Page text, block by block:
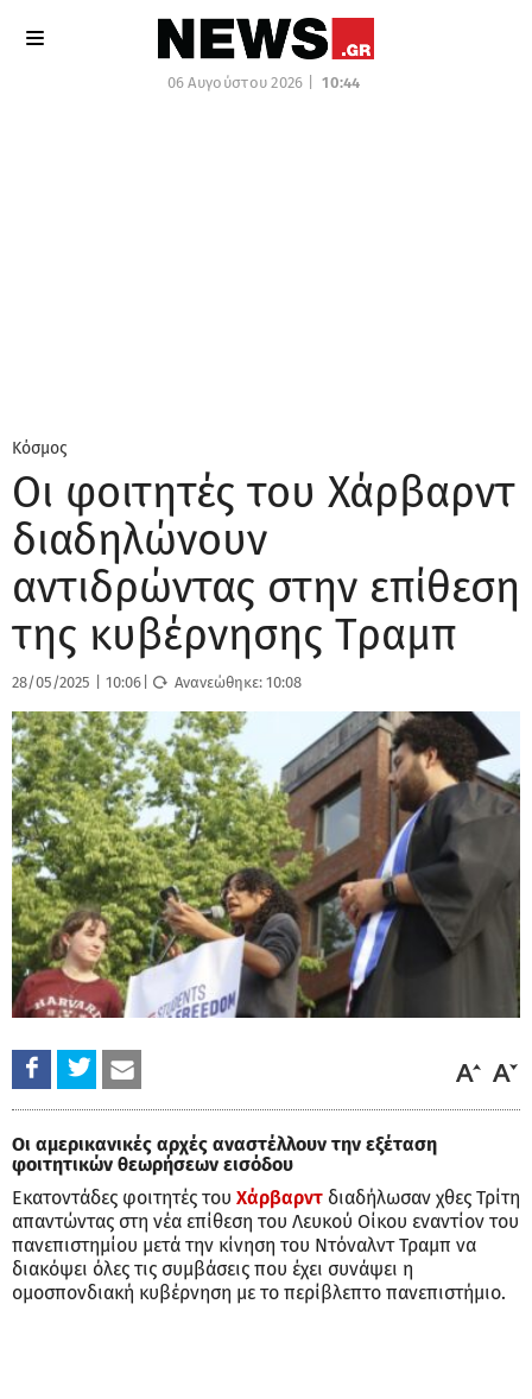
06 Αυγούστου 2026 | 10:44
Κόσμος
Οι φοιτητές του Χάρβαρντ
διαδηλώνουν
αντιδρώντας στην επίθεση
της κυβέρνησης Τραμπ
28/05/2025 10:06 Ανανεώθηκε:10:08
Οι αμερικανικές αρχές αναστέλλουν την εξέταση
φοιτητικών θεωρήσεων εισόδου
Εκατοντάδες φοιτητές του Χάρβαρντ διαδήλωσαν χθες Τρίτη
απαντώντας στη νέα επίθεση του Λευκού Οίκου εναντίον του
πανεπιστημίου μετά την κίνηση του Ντόναλντ Τραμπ να
διακόψει όλες τις συμβάσεις που έχει συνάψει η
ομοσπονδιακή κυβέρνηση με το περίβλεπτο πανεπιστήμιο.